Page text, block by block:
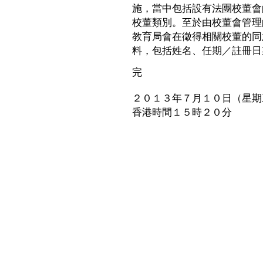
施，當中包括設有法團校董
校董類別。至於由校董會管
教育局會在徵得相關校董的
料，包括姓名、任期／註冊
完
２０１３年７月１０日（星
香港時間１５時２０分